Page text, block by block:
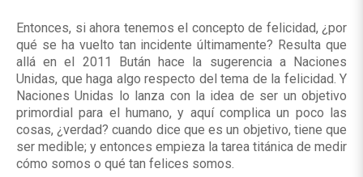
Entonces, si ahora tenemos el concepto de felicidad, ¿por
qué se ha vuelto tan incidente últimamente? Resulta que
allá en el 2011 Bután hace la sugerencia a Naciones
Unidas, que haga algo respecto del tema de la felicidad. Y
Naciones Unidas lo lanza con la idea de ser un objetivo
primordial para el humano, y aquí complica un poco las
cosas, ¿verdad? cuando dice que es un objetivo, tiene que
ser medible; y entonces empieza la tarea titánica de medir
cómo somos o qué tan felices somos.